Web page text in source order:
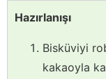
Hazırlanışı
Bisküviyi
kakaoyla